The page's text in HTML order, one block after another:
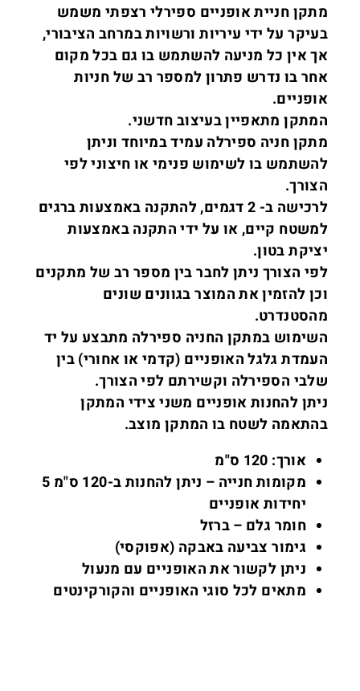
מתקן חניית אופניים ספירלי רצפתי משמש
בעיקר על ידי עיריות ורשויות במרחב הציבורי,
אך אין כל מניעה להשתמש בו גם בכל מקום
אחר בו נדרש פתרון למספר רב של חניות
אופניים.
המתקן מתאפיין בעיצוב חדשני.
מתקן חניה ספירלה עמיד במיוחד וניתן
להשתמש בו לשימוש פנימי או חיצוני לפי
הצורך.
לרכישה ב- 2 דגמים, להתקנה באמצעות ברגים
למשטח קיים, או על ידי התקנה באמצעות
יציקת בטון.
לפי הצורך ניתן לחבר בין מספר רב של מתקנים
וכן להזמין את המוצר בגוונים שונים
מהסטנדרט.
השימוש במתקן החניה ספירלה מתבצע על יד
העמדת גלגל האופניים (קדמי או אחורי) בין
שלבי הספירלה וקשירתם לפי הצורך.
ניתן להחנות אופניים משני צידי המתקן
בהתאמה לשטח בו המתקן מוצב.
אורך: 120 ס"מ
מקומות חנייה – ניתן להחנות ב-120 ס"מ 5
יחידות אופניים
חומר גלם – ברזל
גימור צביעה באבקה (אפוקסי)
ניתן לקשור את האופניים עם מנעול
מתאים לכל סוגי האופניים והקורקינטים